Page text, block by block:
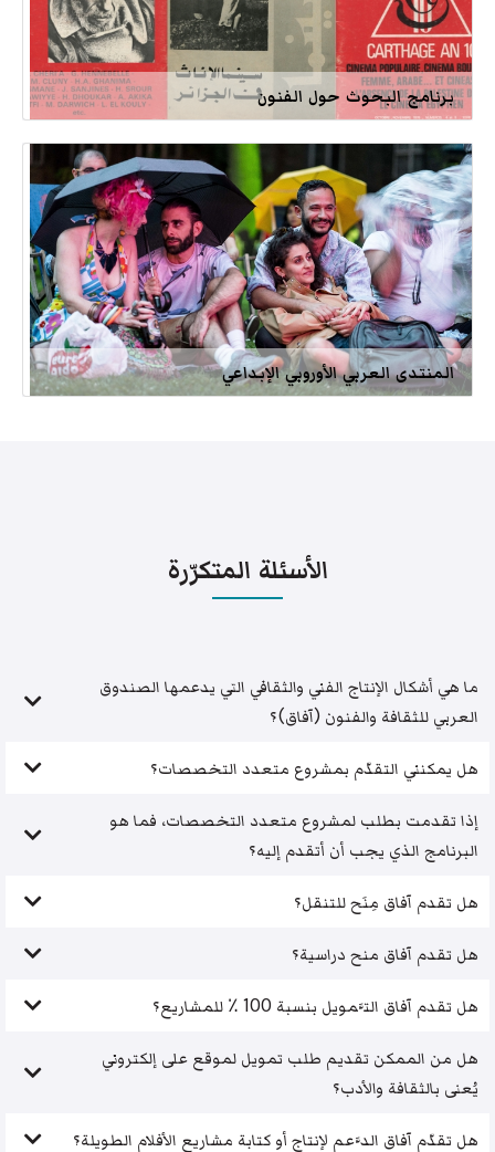
برنامج البحوث حول الفنون
المنتدى العربي الأوروبي الإبداعي
الأسئلة المتكرّرة
ما هي أشكال الإنتاج الفني والثقافي التي يدعمها الصندوق
العربي للثقافة والفنون (آفاق)؟
هل يمكنني التقدّم بمشروع متعدد التخصصات؟
إذا تقدمت بطلب لمشروع متعدد التخصصات، فما هو
البرنامج الذي يجب أن أتقدم إليه؟
هل تقدم آفاق مِنَح للتنقل؟
هل تقدم آفاق منح دراسية؟
هل تقدم آفاق التَّمويل بنسبة 100 ٪ للمشاريع؟
هل من الممكن تقديم طلب تمويل لموقع على إلكتروني
يُعنى بالثقافة والأدب؟
هل تقدّم آفاق الدَّعم لإنتاج أو كتابة مشاريع الأفلام الطويلة؟